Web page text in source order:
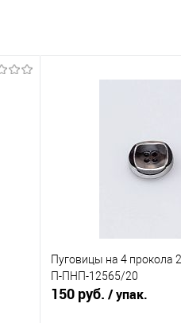
Пуговицы на 4 прокола
П-ПНП-12565/20
150 руб. / упак.